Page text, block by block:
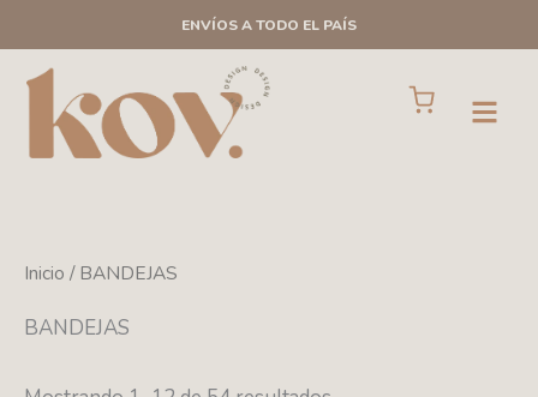
al
contenido
ENVÍOS A TODO EL PAÍS
Open
Cart
Inicio / BANDEJAS
BANDEJAS